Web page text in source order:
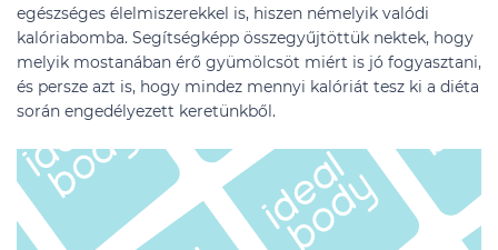
egészséges élelmiszerekkel is, hiszen némelyik valódi
kalóriabomba. Segítségképp összegyűjtöttük nektek, hogy
melyik mostanában érő gyümölcsöt miért is jó fogyasztani,
és persze azt is, hogy mindez mennyi kalóriát tesz ki a diéta
során engedélyezett keretünkből.